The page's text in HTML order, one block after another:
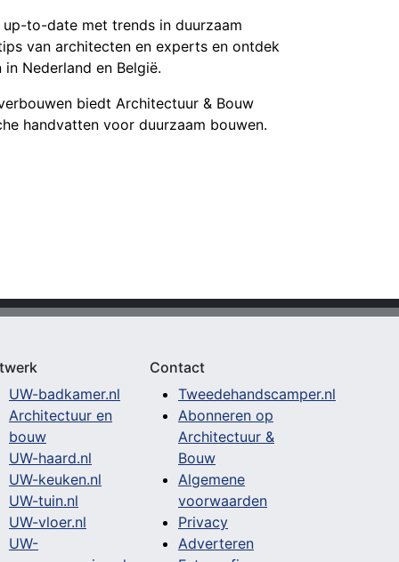
to-date met trends in duurzaam
van architecten en experts en ontdek
Nederland en België.
biedt Architectuur & Bouw
handvatten voor duurzaam bouwen.
UW-badkamer.nl
Architectuur en
bouw
UW-haard.nl
UW-keuken.nl
UW-tuin.nl
UW-vloer.nl
UW-
Contact
Tweedehandscamper.nl
Abonneren op
Architectuur &
Bouw
Algemene
voorwaarden
Privacy
Adverteren